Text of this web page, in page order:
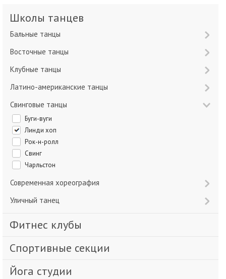
Школы танцев
Бальные танцы
Восточные танцы
Клубные танцы
Латино-американские танцы
Свинговые танцы
Буги-вуги
Линди хоп
Рок-н-ролл
Свинг
Чарльстон
Современная хореография
Уличный танец
Фитнес клубы
Спортивные секции
Йога студии